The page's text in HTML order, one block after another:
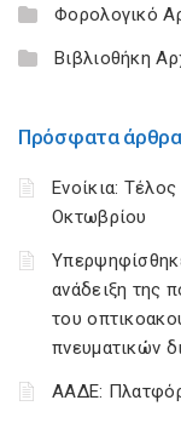
Φορολογικό
Βιβλιοθήκη
Πρόσφατα άρθρα
Ενοίκια:
Οκτωβρίου
ανάδειξη της
του
πνευματικών
ΑΑΔΕ: